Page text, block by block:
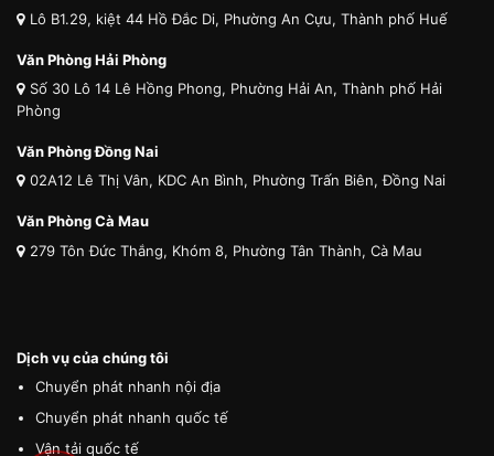
Lô B1.29, kiệt 44 Hồ Đắc Di, Phường An Cựu, Thành phố Huế
Văn Phòng Hải Phòng
Số 30 Lô 14 Lê Hồng Phong, Phường Hải An, Thành phố Hải
Phòng
Văn Phòng Đồng Nai
02A12 Lê Thị Vân, KDC An Bình, Phường Trấn Biên, Đồng Nai
Văn Phòng Cà Mau
279 Tôn Đức Thắng, Khóm 8, Phường Tân Thành, Cà Mau
Dịch vụ của chúng tôi
Chuyển phát nhanh nội địa
Chuyển phát nhanh quốc tế
Vận tải quốc tế